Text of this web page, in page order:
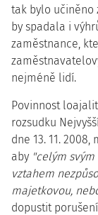
tak bylo učiněno
by spadala i
zaměstnance,
nejméně lidí.
Povinnost
rozsudku
dne 13. 11.
aby "celým
vztahem
majetkovou,
dopustit